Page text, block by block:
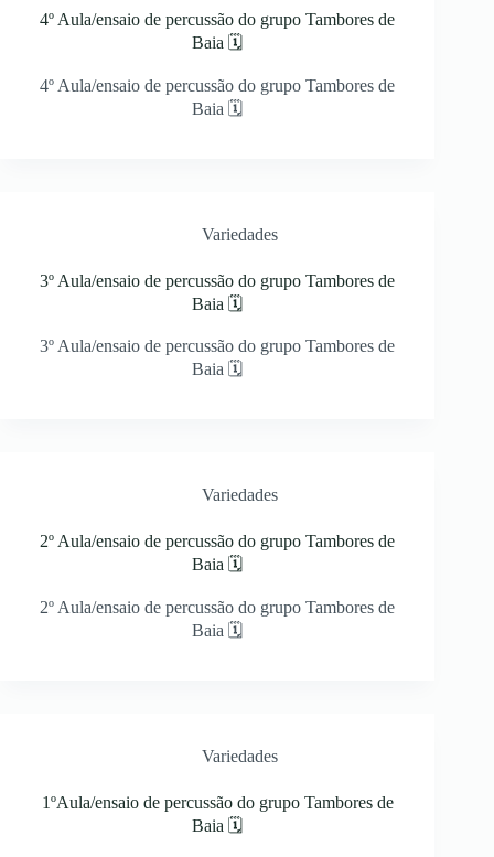
4º Aula/ensaio de percussão do grupo Tambores de
Baia 🗓
4º Aula/ensaio de percussão do grupo Tambores de
Baia 🗓
Variedades
3º Aula/ensaio de percussão do grupo Tambores de
Baia 🗓
3º Aula/ensaio de percussão do grupo Tambores de
Baia 🗓
Variedades
2º Aula/ensaio de percussão do grupo Tambores de
Baia 🗓
2º Aula/ensaio de percussão do grupo Tambores de
Baia 🗓
Variedades
1ºAula/ensaio de percussão do grupo Tambores de
Baia 🗓